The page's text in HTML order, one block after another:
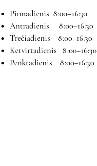
Pirmadienis 8 :00–16:30
Antradienis 8 :00–16:30
Trečiadienis 8 :00–16:30
Ketvirtadienis 8 :00–16:30
Penktadienis 8 :00–16:30